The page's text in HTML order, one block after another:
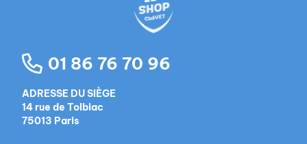
01 86 76 70 96
ADRESSE DU SIÈGE
14 rue de Tolbiac
75013 Paris